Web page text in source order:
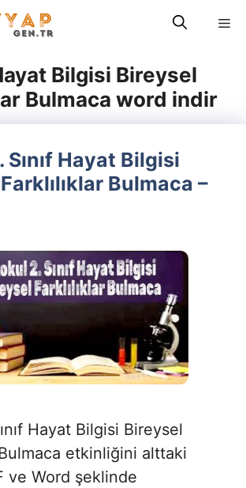
Bilgisi Bireysel
Bulmaca word indir
Hayat Bilgisi
Bulmaca –
Hayat Bilgisi Bireysel
Bulmaca etkinliğini alttaki
ve Word şeklinde